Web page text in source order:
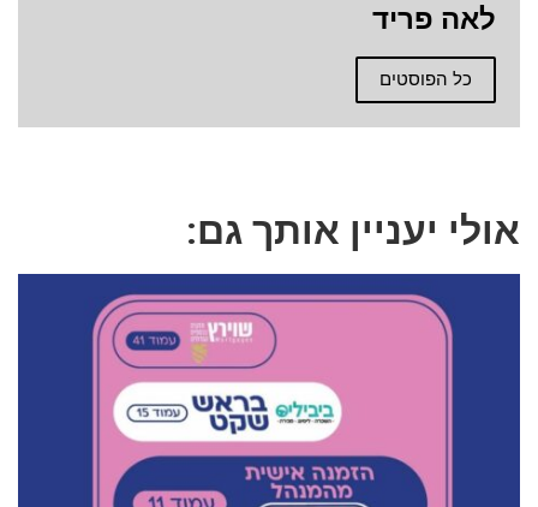
לאה פריד
כל הפוסטים
אולי יעניין אותך גם: